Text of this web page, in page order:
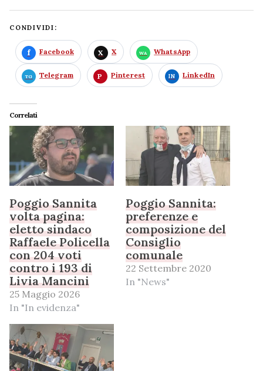
CONDIVIDI:
Facebook X WhatsApp
Telegram Pinterest LinkedIn
Correlati
Poggio Sannita
volta pagina:
eletto sindaco
Raffaele Policella
con 204 voti
contro i 193 di
Livia Mancini
25 Maggio 2026
In "In evidenza"
Poggio Sannita:
preferenze e
composizione del
Consiglio
comunale
22 Settembre 2020
In "News"